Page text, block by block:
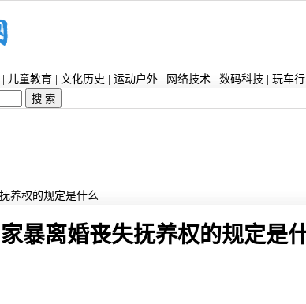
儿童教育| 文化历史 运动户外| 网络技术| 数码科技 玩车
养权的规定是什么
家暴离婚丧失抚养权的规定是